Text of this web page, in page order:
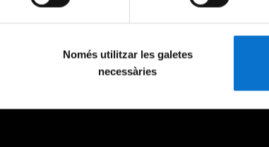
Només utilitzar les galetes
necessàries